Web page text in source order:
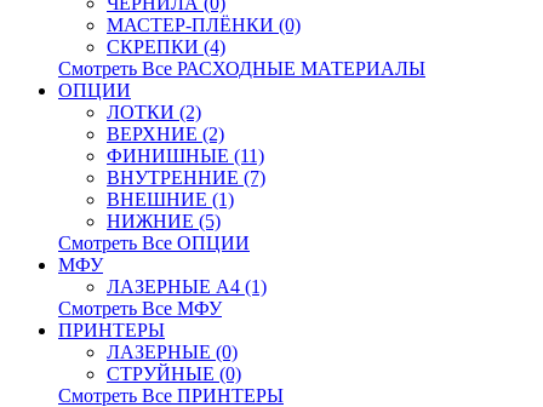
МАСТЕР-ПЛЁНКИ (0)
СКРЕПКИ (4)
Смотреть Все РАСХОДНЫЕ МАТЕРИАЛЫ
ОПЦИИ
ЛОТКИ (2)
ВЕРХНИЕ (2)
ФИНИШНЫЕ (11)
ВНУТРЕННИЕ (7)
ВНЕШНИЕ (1)
НИЖНИЕ (5)
Смотреть Все ОПЦИИ
МФУ
ЛАЗЕРНЫЕ A4 (1)
Смотреть Все МФУ
ПРИНТЕРЫ
ЛАЗЕРНЫЕ (0)
СТРУЙНЫЕ (0)
Смотреть Все ПРИНТЕРЫ